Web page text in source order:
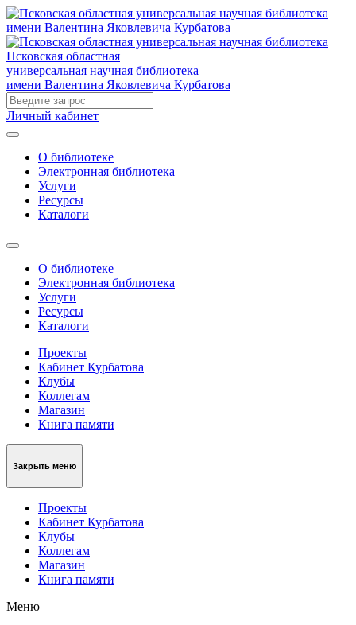
Псковская областная
универсальная научная библиотека
имени Валентина Яковлевича Курбатова
Личный кабинет
О библиотеке
Электронная библиотека
Услуги
Ресурсы
Каталоги
О библиотеке
Электронная библиотека
Услуги
Ресурсы
Каталоги
Проекты
Кабинет Курбатова
Клубы
Коллегам
Магазин
Книга памяти
Закрыть меню
Проекты
Кабинет Курбатова
Клубы
Коллегам
Магазин
Книга памяти
Меню